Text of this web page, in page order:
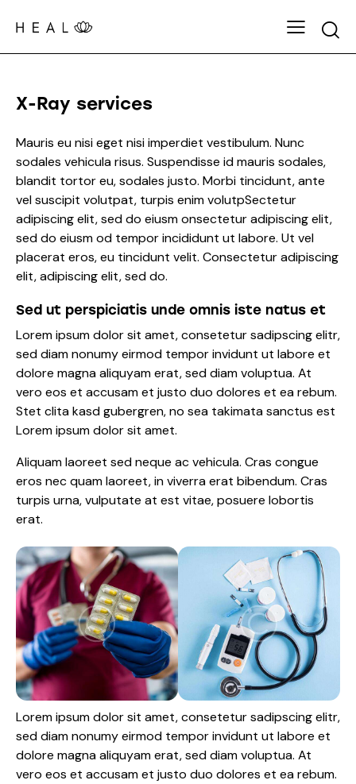
X-Ray services
Mauris eu nisi eget nisi imperdiet vestibulum. Nunc
sodales vehicula risus. Suspendisse id mauris sodales,
blandit tortor eu, sodales justo. Morbi tincidunt, ante
vel suscipit volutpat, turpis enim volutpSectetur
adipiscing elit, sed do eiusm onsectetur adipiscing elit,
sed do eiusm od tempor incididunt ut labore. Ut vel
placerat eros, eu tincidunt velit. Consectetur adipiscing
elit, adipiscing elit, sed do.
Sed ut perspiciatis unde omnis iste natus et
Lorem ipsum dolor sit amet, consetetur sadipscing elitr,
sed diam nonumy eirmod tempor invidunt ut labore et
dolore magna aliquyam erat, sed diam voluptua. At
vero eos et accusam et justo duo dolores et ea rebum.
Stet clita kasd gubergren, no sea takimata sanctus est
Lorem ipsum dolor sit amet.
Aliquam laoreet sed neque ac vehicula. Cras congue
eros nec quam laoreet, in viverra erat bibendum. Cras
turpis urna, vulputate at est vitae, posuere lobortis
erat.
Lorem ipsum dolor sit amet, consetetur sadipscing elitr,
sed diam nonumy eirmod tempor invidunt ut labore et
dolore magna aliquyam erat, sed diam voluptua. At
vero eos et accusam et justo duo dolores et ea rebum.